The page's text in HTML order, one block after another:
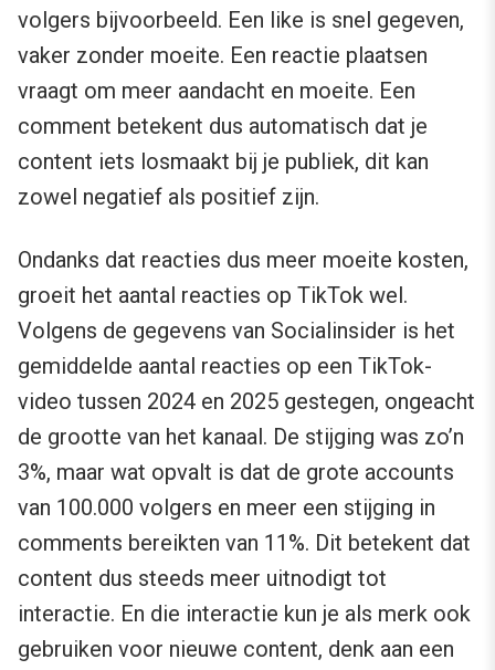
volgers bijvoorbeeld. Een like is snel gegeven,
vaker zonder moeite. Een reactie plaatsen
vraagt om meer aandacht en moeite. Een
comment betekent dus automatisch dat je
content iets losmaakt bij je publiek, dit kan
zowel negatief als positief zijn.
Ondanks dat reacties dus meer moeite kosten,
groeit het aantal reacties op TikTok wel.
Volgens de gegevens van Socialinsider is het
gemiddelde aantal reacties op een TikTok-
video tussen 2024 en 2025 gestegen, ongeacht
de grootte van het kanaal. De stijging was zo’n
3%, maar wat opvalt is dat de grote accounts
van 100.000 volgers en meer een stijging in
comments bereikten van 11%. Dit betekent dat
content dus steeds meer uitnodigt tot
interactie. En die interactie kun je als merk ook
gebruiken voor nieuwe content, denk aan een